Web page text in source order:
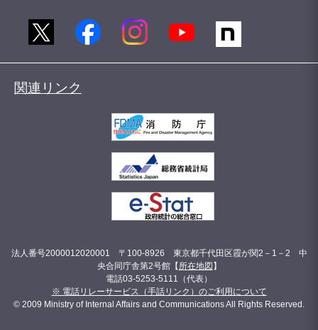
関連リンク
法人番号2000012020001 〒100-8926 東京都千代田区霞が関2－1－2 中
央合同庁舎第2号館【 所在地図 】
電話03-5253-5111（代表）
※ 電話リレーサービス（手話リンク）のご利用について
© 2009 Ministry of Internal Affairs and Communications All Rights Reserved.